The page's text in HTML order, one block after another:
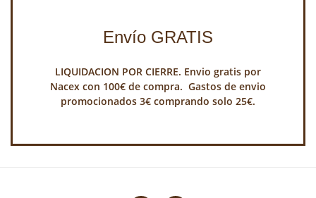
Envío GRATIS
LIQUIDACION POR CIERRE. Envio gratis por
Nacex con 100€ de compra. Gastos de envio
promocionados 3€ comprando solo 25€.